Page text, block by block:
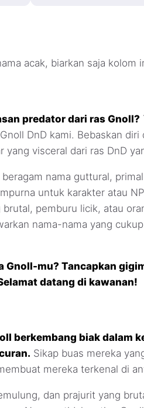
acak, biarkan saja kolom
predator dari ras Gnoll?
DnD kami. Bebaskan diri
yang visceral dari ras DnD
nama guttural,
untuk karakter atau
pemburu licik, atau
nama-nama yang
Gnoll-mu? Tancapkan
datang di kawanan!
berkembang biak dalam
Sikap buas mereka
mereka terkenal di
dan prajurit yang